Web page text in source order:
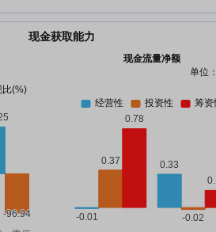
现金获取能力
现金流量净额
单位